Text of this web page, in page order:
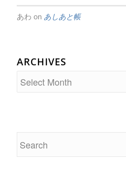
あわ on あしあと帳
ARCHIVES